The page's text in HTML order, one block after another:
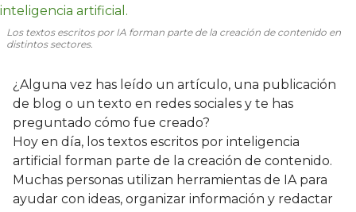
Los textos escritos por IA forman parte de la creación de contenido en
distintos sectores.
¿Alguna vez has leído un artículo, una publicación
de blog o un texto en redes sociales y te has
preguntado cómo fue creado?
Hoy en día, los textos escritos por inteligencia
artificial forman parte de la creación de contenido.
Muchas personas utilizan herramientas de IA para
ayudar con ideas, organizar información y redactar